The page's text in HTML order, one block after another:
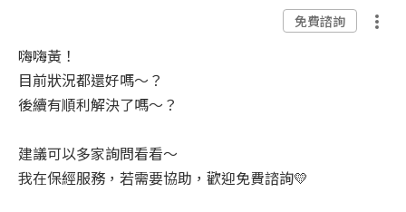
免費諮詢
嗨嗨黃！
目前狀況都還好嗎～？
後續有順利解決了嗎～？
建議可以多家詢問看看～
我在保經服務，若需要協助，歡迎免費諮詢💛